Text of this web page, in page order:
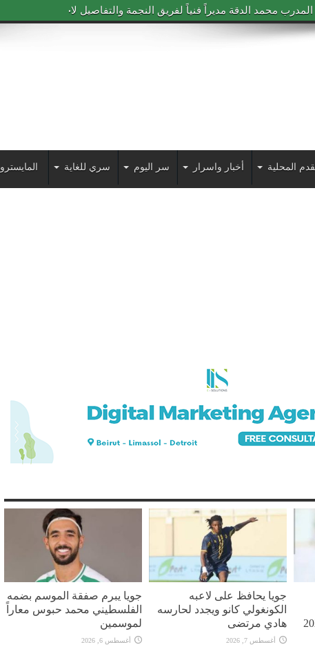
محمد الدقة مديراً فنياً لفريق النجمة والتفاصيل لاحقاً
المحلية أخبار واسرار سر اليوم سري للغاية المايسترو
جويا يحافظ على لاعبه
الكونغولي كانو ويجدد لحارسه
هادي مرتضى
أغسطس 7, 2026
جويا يبرم صفقة الموسم بضمه
الفلسطيني محمد حبوس معاراً
لموسمين
أغسطس 6, 2026